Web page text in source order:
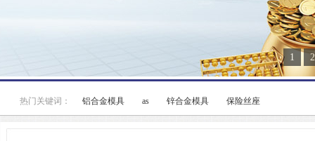
1 2
热门关键词： 铝合金模具 as 锌合金模具 保险丝座